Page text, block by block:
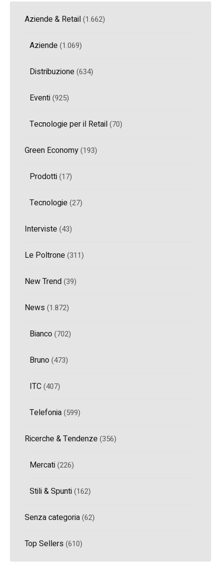
Aziende & Retail(1.662)
Aziende(1.069)
Distribuzione(634)
Eventi(925)
Tecnologie per il Retail(70)
Green Economy(193)
Prodotti(17)
Tecnologie(27)
Interviste(43)
Le Poltrone(311)
New Trend(39)
News (1.872)
Bianco(702)
Bruno(473)
ITC(407)
Telefonia(599)
Ricerche & Tendenze(356)
Mercati(226)
Stili & Spunti(162)
Senza categoria(62)
Top Sellers (610)